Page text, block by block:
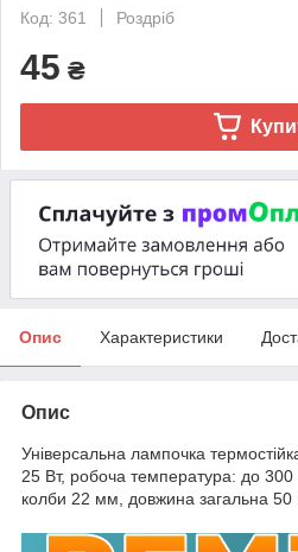
Код: 361
Роздріб
45 ₴
Опис Характеристики
Опис
Універсальна лампочка
25 Вт, робоча температура: до 300
колби 22 мм, довжина загальна 50